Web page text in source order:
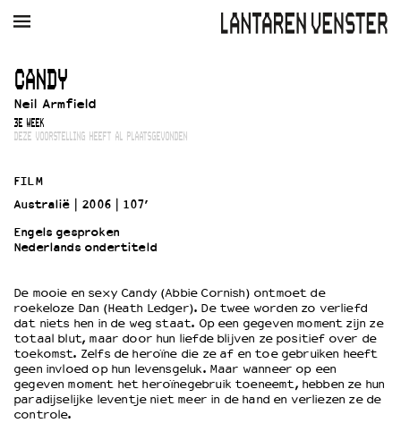
AGENDA
Winkelmandje
Zoek
Openingstijden & contact
Bereikbaarheid
Kaartverkoop
EDUCATIE
Schoolvoorstellingen
Filmprogramma’s Primair Onderwijs
Filmprogramma’s VO/MBO
Speciale educatieprogramma’s
CANDY
Neil Armfield
3E WEEK
DEZE VOORSTELLING HEEFT AL PLAATSGEVONDEN
FILM
Australië
2006
107’
Engels gesproken
Nederlands ondertiteld
De mooie en sexy Candy (Abbie Cornish) ontmoet de
roekeloze Dan (Heath Ledger). De twee worden zo verliefd
dat niets hen in de weg staat. Op een gegeven moment zijn ze
totaal blut, maar door hun liefde blijven ze positief over de
toekomst. Zelfs de heroïne die ze af en toe gebruiken heeft
geen invloed op hun levensgeluk. Maar wanneer op een
gegeven moment het heroïnegebruik toeneemt, hebben ze hun
paradijselijke leventje niet meer in de hand en verliezen ze de
controle.